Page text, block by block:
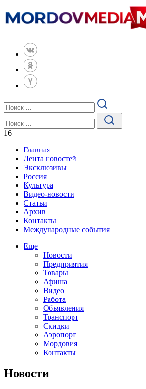
16+
Главная
Лента новостей
Эксклюзивы
Россия
Культура
Видео-новости
Статьи
Архив
Контакты
Международные события
Еще
Новости
Предприятия
Товары
Афиша
Видео
Работа
Объявления
Транспорт
Скидки
Аэропорт
Мордовия
Контакты
Новости